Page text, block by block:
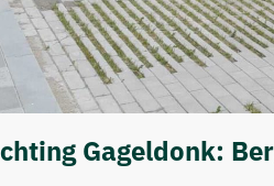
Gageldonk: